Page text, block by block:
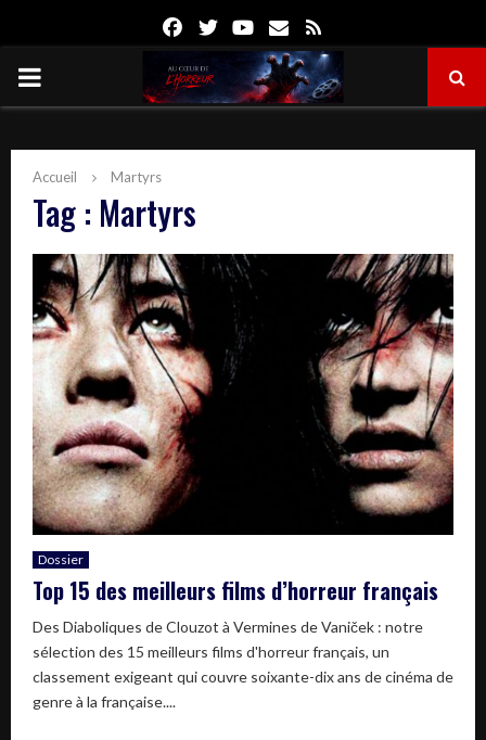
FacebookTwitterYoutube
Email
PRIMARY
Accueil Martyrs
Tag : Martyrs
Dossier
Top 15 des meilleurs films d’horreur français
Des Diaboliques de Clouzot à Vermines de Vaniček : notre
sélection des 15 meilleurs films d'horreur français, un
classement exigeant qui couvre soixante-dix ans de cinéma de
genre à la française....